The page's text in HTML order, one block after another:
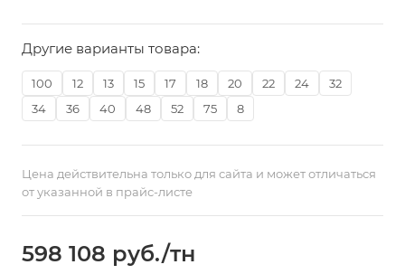
Другие варианты товара:
100 12 13 15 17 18 20 22 24
32
34
36 40 48 52 75 8
Цена действительна только для сайта и может отличаться
от указанной в прайс-листе
598 108 руб./тн